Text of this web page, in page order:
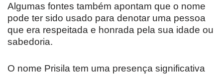
Algumas fontes também apontam que o nome
pode ter sido usado para denotar uma pessoa
que era respeitada e honrada pela sua idade ou
sabedoria.
O nome Prisila tem uma presença significativa